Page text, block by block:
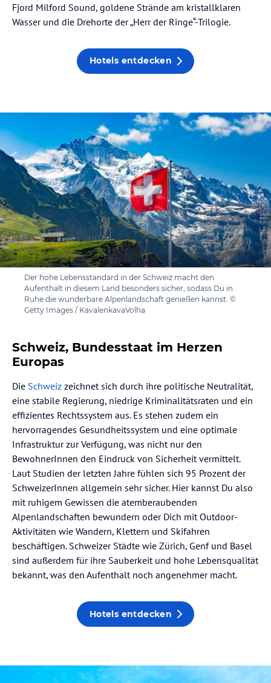
Fjord Milford Sound, goldene Strände am kristallklaren
Wasser und die Drehorte der „Herr der Ringe“-Trilogie.
Hotels entdecken
Der hohe Lebensstandard in der Schweiz macht den
Aufenthalt in diesem Land besonders sicher, sodass Du in
Ruhe die wunderbare Alpenlandschaft genießen kannst. ©
Getty Images / KavalenkavaVolha
Schweiz, Bundesstaat im Herzen
Europas
Die Schweiz zeichnet sich durch ihre politische Neutralität,
eine stabile Regierung, niedrige Kriminalitätsraten und ein
effizientes Rechtssystem aus. Es stehen zudem ein
hervorragendes Gesundheitssystem und eine optimale
Infrastruktur zur Verfügung, was nicht nur den
BewohnerInnen den Eindruck von Sicherheit vermittelt.
Laut Studien der letzten Jahre fühlen sich 95 Prozent der
SchweizerInnen allgemein sehr sicher. Hier kannst Du also
mit ruhigem Gewissen die atemberaubenden
Alpenlandschaften bewundern oder Dich mit Outdoor-
Aktivitäten wie Wandern, Klettern und Skifahren
beschäftigen. Schweizer Städte wie Zürich, Genf und Basel
sind außerdem für ihre Sauberkeit und hohe Lebensqualität
bekannt, was den Aufenthalt noch angenehmer macht.
Hotels entdecken